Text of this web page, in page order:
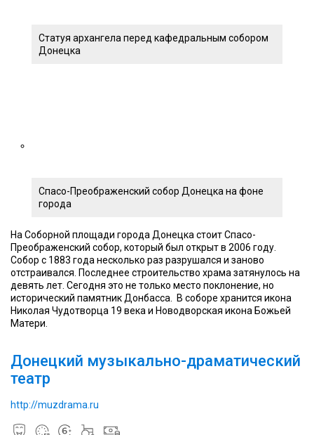
Статуя архангела перед кафедральным собором
Донецка
Спасо-Преображенский собор Донецка на фоне
города
На Соборной площади города Донецка стоит Спасо-
Преображенский собор, который был открыт в 2006 году.
Собор с 1883 года несколько раз разрушался и заново
отстраивался. Последнее строительство храма затянулось на
девять лет. Сегодня это не только место поклонение, но
исторический памятник Донбасса. В соборе хранится икона
Николая Чудотворца 19 века и Новодворская икона Божьей
Матери.
Донецкий музыкально-драматический
театр
http://muzdrama.ru